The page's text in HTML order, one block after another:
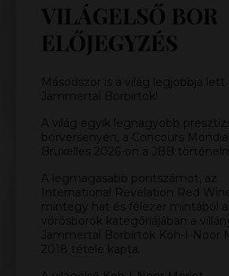
VILÁGELSŐ BOR
ELŐJEGYZÉS
Másodszor is a világ legjobbja lett
Jammertal Borbirtok!
A világ egyik legnagyobb
borversenyén, a Concours
Bruxelles 2026-on a JBB
A legmagasabb pontszámot, az
International Revelation Red
mintegy hat és félezer mintából a
vörösborok kategóriájában a
Jammertal Borbirtok Koh-I-Noor
2018 tétele kapta.